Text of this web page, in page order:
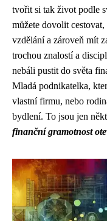
tvořit si tak život podle
můžete dovolit
vzdělání a zároveň mít
trochou znalostí a
nebáli pustit do světa
Mladá podnikatelka,
vlastní firmu, nebo
bydlení. To jsou jen
finanční gramotnost